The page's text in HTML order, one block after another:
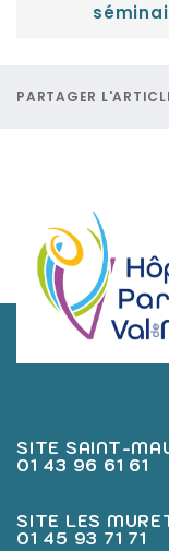
PARTAGER
SITE SAINT-
01 43 96 61 61
SITE LES
01 45 93 71 71